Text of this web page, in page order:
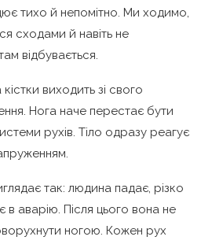
тихо й непомітно. Ми ходимо,
сходами й навіть не
відбувається.
виходить зі свого
Нога наче перестає бути
рухів. Тіло одразу реагує
так: людина падає, різко
в аварію. Після цього вона не
ногою. Кожен рух